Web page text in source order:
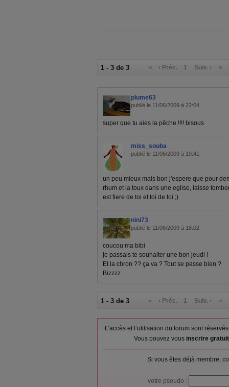
1 - 3 de 3 « ‹ Préc. 1 Suiv. › »
plume63
publié le 11/06/2009 à 22:04
super que tu aies la pêche !!!! bisous
miss_souba
publié le 11/06/2009 à 19:41
un peu mieux mais bon j'espere que pour
rhum et la toux dans une eglise, laisse
est fiere de toi et toi de toi ;)
nini73
publié le 11/06/2009 à 18:02
coucou ma bibi
je passais te souhaiter une bon jeudi !
Et la chron ?? ça va ? Tout se passe bien ?
Bizzzz
1 - 3 de 3 « ‹ Préc. 1 Suiv. › »
L’accès et l’utilisation du forum sont
Vous pouvez vous inscrire
Si vous êtes déjà membre,
votre pseudo :